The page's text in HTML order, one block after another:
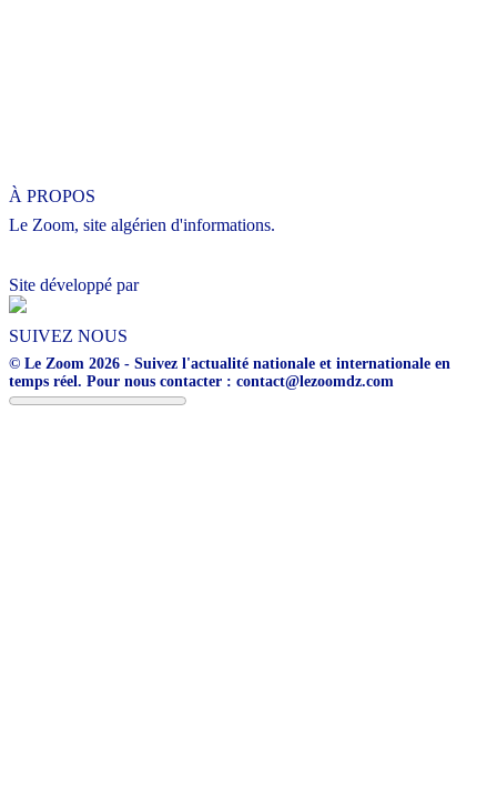
À PROPOS
Le Zoom, site algérien d'informations.
Site développé par
SUIVEZ NOUS
© Le Zoom 2026 - Suivez l'actualité nationale et internationale en
temps réel. Pour nous contacter : contact@lezoomdz.com